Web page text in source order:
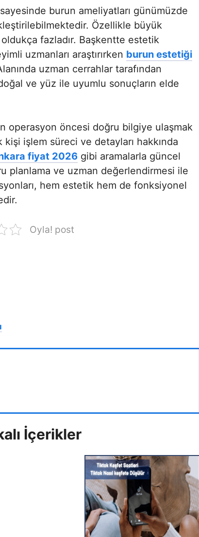
burun ameliyatları günümüzde
Özellikle büyük
fazladır. Başkentte estetik
uzmanları araştırırken burun estetiği
uzman cerrahlar tarafından
ve yüz ile uyumlu sonuçların elde
operasyon öncesi doğru bilgiye ulaşmak
işlem süreci ve detayları hakkında
fiyat 2026 gibi aramalarla güncel
planlama ve uzman değerlendirmesi ile
hem estetik hem de fonksiyonel
Oyla! post
İçerikler